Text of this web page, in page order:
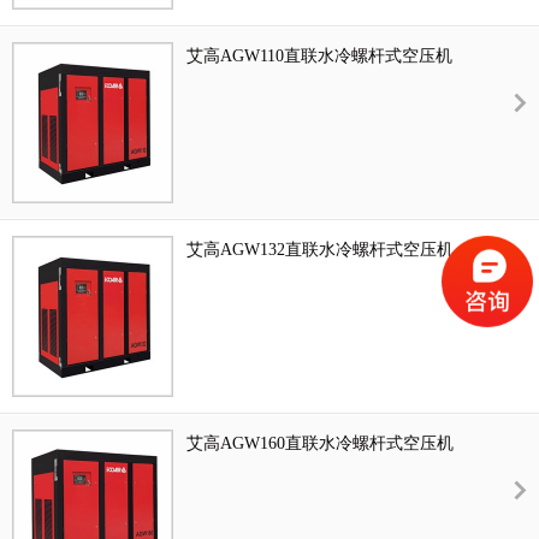
艾高AGW110直联水冷螺杆式空压机
艾高AGW132直联水冷螺杆式空压机
艾高AGW160直联水冷螺杆式空压机